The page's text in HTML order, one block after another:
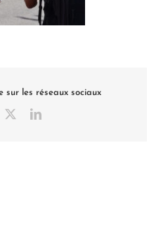
sur les réseaux sociaux
LinkedIn